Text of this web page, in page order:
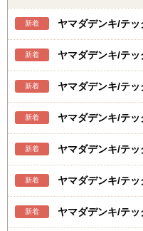
新着 ヤマダデンキ/テッ
新着 ヤマダデンキ/テッ
新着 ヤマダデンキ/テッ
新着 ヤマダデンキ/テッ
新着 ヤマダデンキ/テッ
新着 ヤマダデンキ/テッ
新着 ヤマダデンキ/テッ